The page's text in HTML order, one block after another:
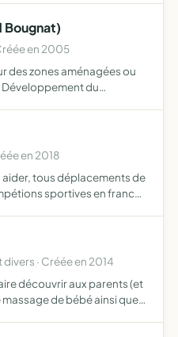
en 2005
des zones aménagées ou
du
en 2018
tous déplacements de
sportives en france
· Créée en 2014
découvrir aux parents (et
de bébé ainsi que